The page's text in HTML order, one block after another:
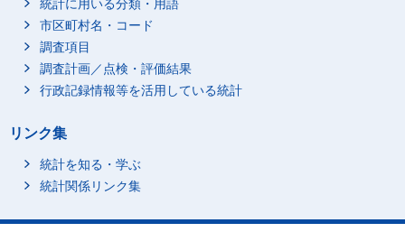
統計に用いる分類・用語
市区町村名・コード
調査項目
調査計画／点検・評価結果
行政記録情報等を活用している統計
リンク集
統計を知る・学ぶ
統計関係リンク集